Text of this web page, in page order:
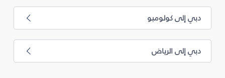
دبي إلى كولومبو
دبي إلى الرياض